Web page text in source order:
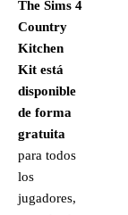
The Sims 4
Country
Kitchen
Kit está
disponible
de forma
gratuita
para todos
los
jugadores,